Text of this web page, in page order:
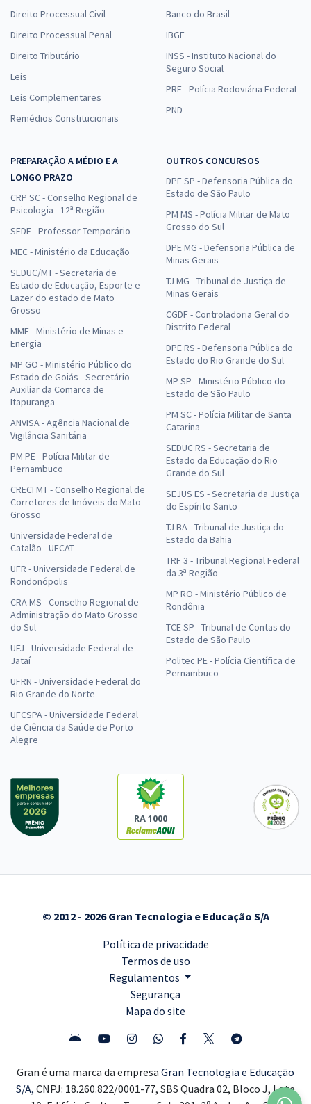
Direito Processual Civil
Direito Processual Penal
Direito Tributário
Leis
Leis Complementares
Remédios Constitucionais
Banco do Brasil
IBGE
INSS - Instituto Nacional do
Seguro Social
PRF - Polícia Rodoviária Federal
PND
PREPARAÇÃO A MÉDIO E A
LONGO PRAZO
CRP SC - Conselho Regional de
Psicologia - 12ª Região
SEDF - Professor Temporário
MEC - Ministério da Educação
SEDUC/MT - Secretaria de
Estado de Educação, Esporte e
Lazer do estado de Mato
Grosso
MME - Ministério de Minas e
Energia
MP GO - Ministério Público do
Estado de Goiás - Secretário
Auxiliar da Comarca de
Itapuranga
ANVISA - Agência Nacional de
Vigilância Sanitária
PM PE - Polícia Militar de
Pernambuco
CRECI MT - Conselho Regional de
Corretores de Imóveis do Mato
Grosso
Universidade Federal de
Catalão - UFCAT
UFR - Universidade Federal de
Rondonópolis
CRA MS - Conselho Regional de
Administração do Mato Grosso
do Sul
UFJ - Universidade Federal de
Jataí
UFRN - Universidade Federal do
Rio Grande do Norte
UFCSPA - Universidade Federal
de Ciência da Saúde de Porto
Alegre
OUTROS CONCURSOS
DPE SP - Defensoria Pública do
Estado de São Paulo
PM MS - Polícia Militar de Mato
Grosso do Sul
DPE MG - Defensoria Pública de
Minas Gerais
TJ MG - Tribunal de Justiça de
Minas Gerais
CGDF - Controladoria Geral do
Distrito Federal
DPE RS - Defensoria Pública do
Estado do Rio Grande do Sul
MP SP - Ministério Público do
Estado de São Paulo
PM SC - Polícia Militar de Santa
Catarina
SEDUC RS - Secretaria de
Estado da Educação do Rio
Grande do Sul
SEJUS ES - Secretaria da Justiça
do Espírito Santo
TJ BA - Tribunal de Justiça do
Estado da Bahia
TRF 3 - Tribunal Regional Federal
da 3ª Região
MP RO - Ministério Público de
Rondônia
TCE SP - Tribunal de Contas do
Estado de São Paulo
Politec PE - Polícia Científica de
Pernambuco
RA 1000
© 2012 - 2026 Gran Tecnologia e Educação S/A
Política de privacidade
Termos de uso
Regulamentos
Segurança
Mapa do site
Gran é uma marca da empresa Gran Tecnologia e Educação
S/A, CNPJ: 18.260.822/0001-77, SBS Quadra 02, Bloco J, Lote